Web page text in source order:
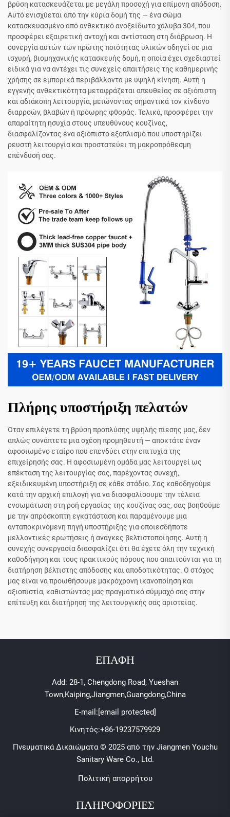
βρύση κατασκευάζεται με μεγάλη προσοχή για επίμονη απόδοση.
Αυτό ενισχύεται από την κύρια δομή της — ένα σώμα
κατασκευασμένο από ανθεκτικό ανοξείδωτο χάλυβα 304, που
προσφέρει εξαιρετική αντοχή και αντίσταση στη διάβρωση. Η
συνεργία αυτών των πρώτης ποιότητας υλικών οδηγεί σε μια
ισχυρή, βιομηχανικής κατασκευής δομή, η οποία έχει σχεδιαστεί
ειδικά για να αντέχει τις συνεχείς απαιτήσεις της καθημερινής
χρήσης σε εμπορικά περιβάλλοντα με υψηλή κίνηση. Αυτή η
εγγενής ανθεκτικότητα μεταφράζεται απευθείας σε αξιόπιστη
και αδιάκοπη λειτουργία, μειώνοντας σημαντικά τον κίνδυνο
διαρροών, βλαβών ή πρόωρης φθοράς. Τελικά, προσφέρει την
απαραίτητη ησυχία στους υπευθύνους κουζίνας,
διασφαλίζοντας ένα αξιόπιστο εξοπλισμό που υποστηρίζει
ρευστή λειτουργία και προστατεύει τη μακροπρόθεσμη
επένδυσή σας.
Πλήρης υποστήριξη πελατών
Όταν επιλέγετε τη βρύση προπλύσης υψηλής πίεσης μας, δεν
απλώς συνάπτετε μια σχέση προμηθευτή — αποκτάτε έναν
αφοσιωμένο εταίρο που επενδύει στην επιτυχία της
επιχείρησής σας. Η αφοσιωμένη ομάδα μας λειτουργεί ως
επέκταση της λειτουργίας σας, παρέχοντας συνεχή,
εξειδικευμένη υποστήριξη σε κάθε στάδιο. Σας καθοδηγούμε
κατά την αρχική επιλογή για να διασφαλίσουμε την τέλεια
ενσωμάτωση στη ροή εργασίας της κουζίνας σας, σας βοηθούμε
με την απρόσκοπτη εγκατάσταση και παραμένουμε μια
ανταποκρινόμενη πηγή υποστήριξης για οποιεσδήποτε
μελλοντικές ερωτήσεις ή ανάγκες βελτιστοποίησης. Αυτή η
συνεχής συνεργασία διασφαλίζει ότι θα έχετε όλη την τεχνική
καθοδήγηση και τους πρακτικούς πόρους που απαιτούνται για τη
διατήρηση βέλτιστης απόδοσης και αποδοτικότητας. Ο στόχος
μας είναι να προωθήσουμε μακρόχρονη ικανοποίηση και
αξιοπιστία, καθιστώντας μας πραγματικό σύμμαχό σας στην
επίτευξη και διατήρηση της λειτουργικής σας αριστείας.
ΕΠΑΦΗ
Add: 28-1, Chengdong Road, Yueshan
Town,Kaiping,Jiangmen,Guangdong,China
E-mail:[email protected]
Κινητός:+86-19237579929
Πνευματικά Δικαιώματα © 2025 από την Jiangmen Youchu
Sanitary Ware Co., Ltd.
Πολιτική απορρήτου
ΠΛΗΡΟΦΟΡΙΕΣ